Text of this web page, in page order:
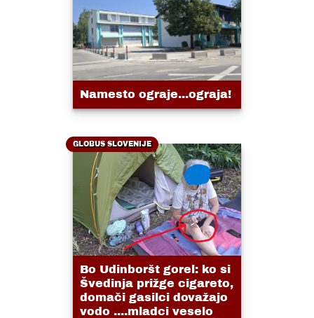
Namesto ograje...ograja!
GLOBUS SLOVENIJE
Bo Udinboršt gorel: ko si
Švedinja prižge cigareto,
domači gasilci dovažajo
vodo ....mladci veselo